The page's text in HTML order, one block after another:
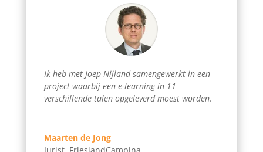
Ik heb met Joep Nijland samengewerkt in een
project waarbij een e-learning in 11
verschillende talen opgeleverd moest worden.
Maarten de Jong
Jurist, FrieslandCampina